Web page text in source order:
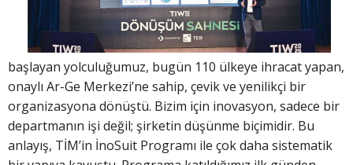
başlayan yolculuğumuz, bugün 110 ülkeye ihracat yapan,
onaylı Ar-Ge Merkezi’ne sahip, çevik ve yenilikçi bir
organizasyona dönüştü. Bizim için inovasyon, sadece bir
departmanın işi değil; şirketin düşünme biçimidir. Bu
anlayış, TİM’in İnoSuit Programı ile çok daha sistematik